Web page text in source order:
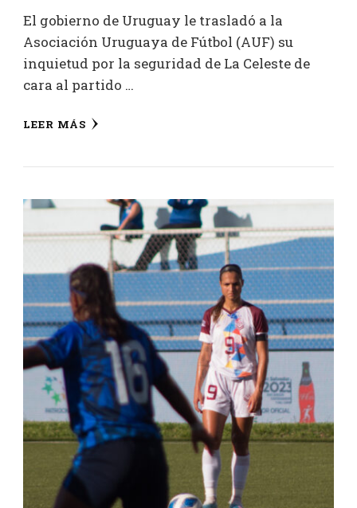
El gobierno de Uruguay le trasladó a la
Asociación Uruguaya de Fútbol (AUF) su
inquietud por la seguridad de La Celeste de
cara al partido …
LEER MÁS